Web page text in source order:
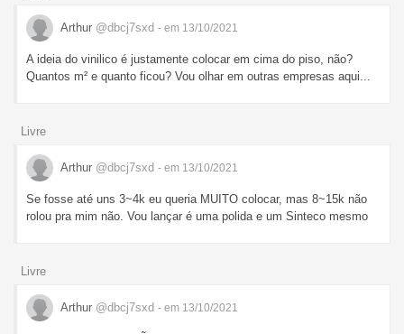
Arthur @dbcj7sxd - em 13/10/2021
A ideia do vinilico é justamente colocar em cima do piso, não?
Quantos m² e quanto ficou? Vou olhar em outras empresas aqui...
Livre
Arthur @dbcj7sxd - em 13/10/2021
Se fosse até uns 3~4k eu queria MUITO colocar, mas 8~15k não
rolou pra mim não. Vou lançar é uma polida e um Sinteco mesmo
Livre
Arthur @dbcj7sxd - em 13/10/2021